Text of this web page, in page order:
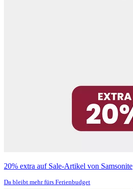
20% extra auf Sale-Artikel von Samsonite
Da bleibt mehr fürs Ferienbudget